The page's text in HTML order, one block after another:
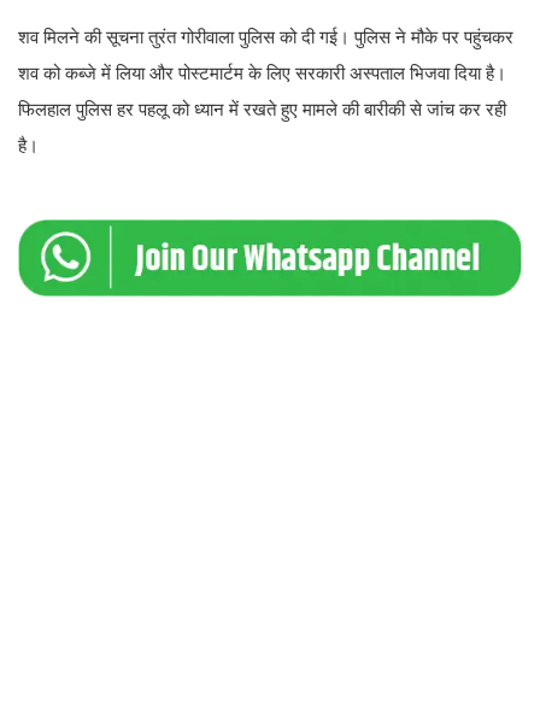
शव मिलने की सूचना तुरंत गोरीवाला पुलिस को दी गई। पुलिस ने मौके पर पहुंचकर
शव को कब्जे में लिया और पोस्टमार्टम के लिए सरकारी अस्पताल भिजवा दिया है।
फिलहाल पुलिस हर पहलू को ध्यान में रखते हुए मामले की बारीकी से जांच कर रही
है।